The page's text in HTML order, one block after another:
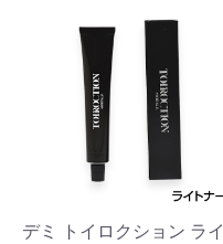
デミ トイロクション ライ